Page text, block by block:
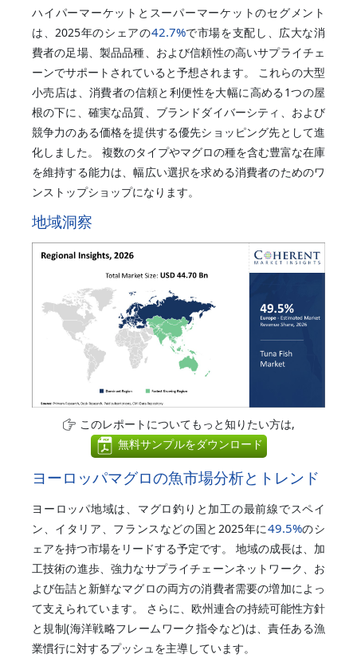
ハイパーマーケットとスーパーマーケットのセグメント
は、2025年のシェアの42.7%で市場を支配し、広大な消
費者の足場、製品品種、および信頼性の高いサプライチェ
ーンでサポートされていると予想されます。 これらの大型
小売店は、消費者の信頼と利便性を大幅に高める1つの屋
根の下に、確実な品質、ブランドダイバーシティ、および
競争力のある価格を提供する優先ショッピング先として進
化しました。 複数のタイプやマグロの種を含む豊富な在庫
を維持する能力は、幅広い選択を求める消費者のためのワ
ンストップショップになります。
地域洞察
このレポートについてもっと知りたい方は,
無料サンプルをダウンロード
ヨーロッパマグロの魚市場分析とトレンド
ヨーロッパ地域は、マグロ釣りと加工の最前線でスペイ
ン、イタリア、フランスなどの国と2025年に49.5%のシ
ェアを持つ市場をリードする予定です。 地域の成長は、加
工技術の進歩、強力なサプライチェーンネットワーク、お
よび缶詰と新鮮なマグロの両方の消費者需要の増加によっ
て支えられています。 さらに、欧州連合の持続可能性方針
と規制(海洋戦略フレームワーク指令など)は、責任ある漁
業慣行に対するプッシュを主導しています。